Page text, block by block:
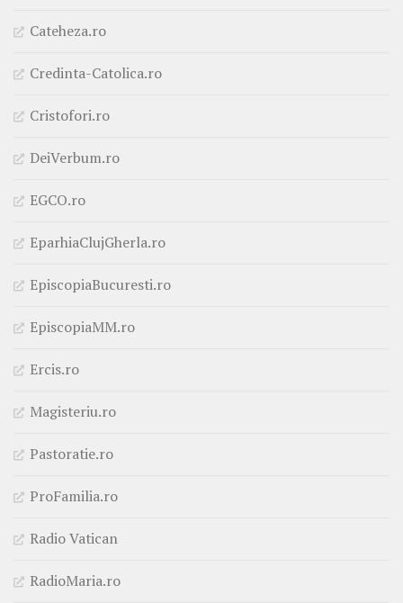
Cateheza.ro
Credinta-Catolica.ro
Cristofori.ro
DeiVerbum.ro
EGCO.ro
EparhiaClujGherla.ro
EpiscopiaBucuresti.ro
EpiscopiaMM.ro
Ercis.ro
Magisteriu.ro
Pastoratie.ro
ProFamilia.ro
Radio Vatican
RadioMaria.ro